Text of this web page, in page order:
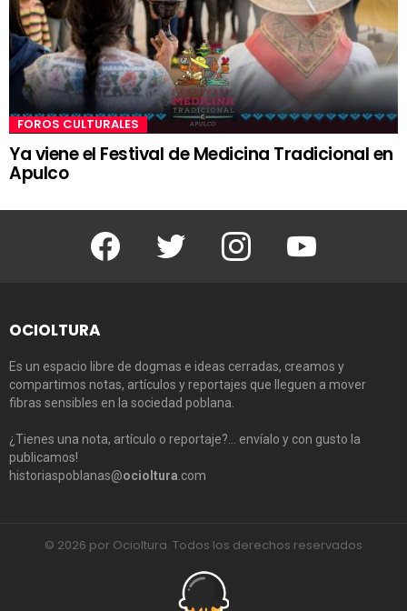
FOROS CULTURALES
Ya viene el Festival de Medicina Tradicional en
Apulco
Facebook Twitter Instagram Youtube
OCIOLTURA
Es un espacio libre de dogmas e ideas cerradas, creamos y
compartimos notas, artículos y reportajes que lleguen a mover
fibras sensibles en la sociedad poblana.
¿Tienes una nota, artículo o reportaje?… envíalo y con gusto la
publicamos!
historiaspoblanas@ocioltura.com
© 2026 por Ocioltura. Todos los derechos reservados